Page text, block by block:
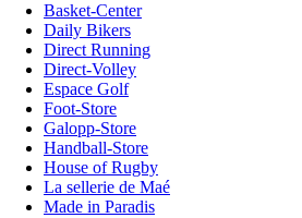
Basket-Center
Daily Bikers
Direct Running
Direct-Volley
Espace Golf
Foot-Store
Galopp-Store
Handball-Store
House of Rugby
La sellerie de Maé
Made in Paradis